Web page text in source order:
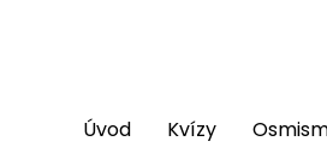
Úvod Kvízy